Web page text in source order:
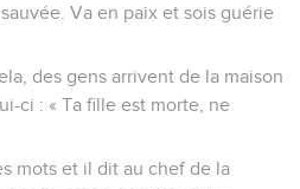
Va en paix et sois guérie
des gens arrivent de la maison
ci : « Ta fille est morte, ne
mots et il dit au chef de la